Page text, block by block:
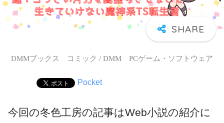
DMMブックス コミック / DMM PCゲーム・ソフトウェア
Pocket
今回の冬色工房の記事はWeb小説の紹介に